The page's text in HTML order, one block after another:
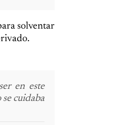
solventar
en este
cuidaba